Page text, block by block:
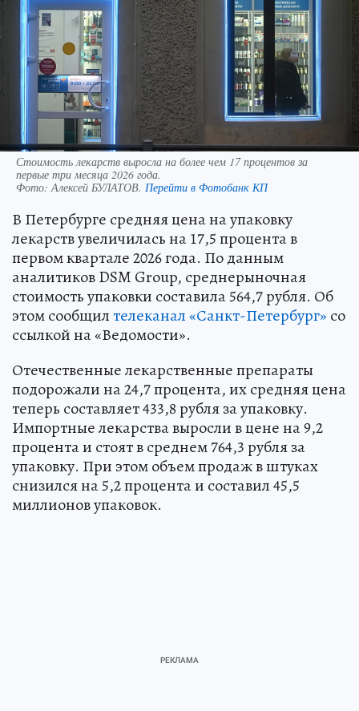
Стоимость лекарств выросла на более чем 17 процентов за
первые три месяца 2026 года.
Фото:Алексей БУЛАТОВ. Перейти в Фотобанк КП
В Петербурге средняя цена на упаковку
лекарств увеличилась на 17,5 процента в
первом квартале 2026 года. По данным
аналитиков DSM Group, среднерыночная
стоимость упаковки составила 564,7 рубля. Об
этом сообщилтелеканал «Санкт-Петербург» со
ссылкой на «Ведомости».
Отечественные лекарственные препараты
подорожали на 24,7 процента, их средняя цена
теперь составляет 433,8 рубля за упаковку.
Импортные лекарства выросли в цене на 9,2
процента и стоят в среднем 764,3 рубля за
упаковку. При этом объем продаж в штуках
снизился на 5,2 процента и составил 45,5
миллионов упаковок.